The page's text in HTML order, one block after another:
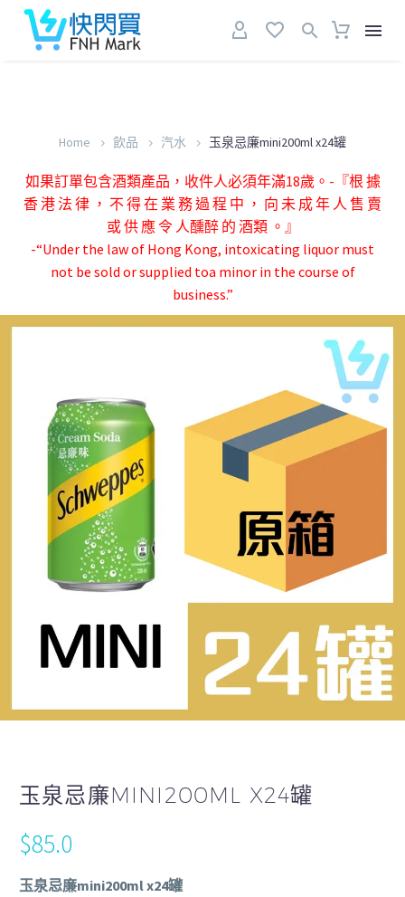
Home 飲品 汽水 玉泉忌廉mini200ml x24罐
如果訂單包含酒類產品，收件人必須年滿18歲。-『根 據
香 港 法 律 ， 不 得 在 業 務 過 程 中 ， 向 未 成 年 人 售 賣
或 供 應 令 人醺醉 的 酒類 。』
-“Under the law of Hong Kong, intoxicating liquor must
not be sold or supplied toa minor in the course of
business.”
玉泉忌廉MINI200ML X24罐
$85.0
玉泉忌廉mini200ml x24罐